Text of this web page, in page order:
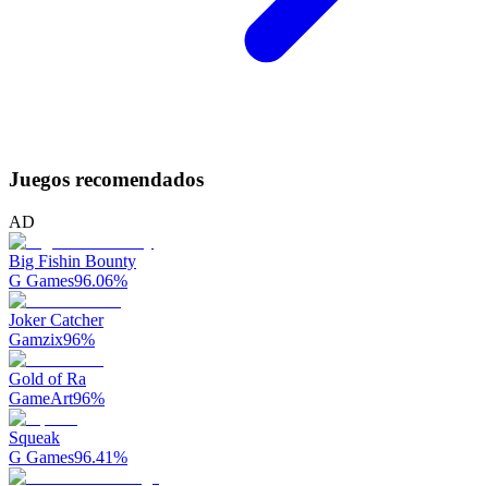
Juegos recomendados
AD
Big Fishin Bounty
G Games96.06%
Joker Catcher
Gamzix96%
Gold of Ra
GameArt96%
Squeak
G Games96.41%